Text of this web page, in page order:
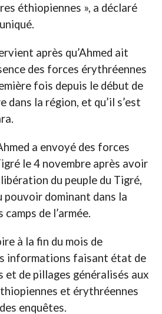
éthiopiennes », a déclaré
après qu’Ahmed ait
des forces érythréennes
fois depuis le début de
dans la région, et qu’il s’est
a envoyé des forces
le 4 novembre après avoir
du peuple du Tigré,
dominant dans la
de l’armée.
à la fin du mois de
informations faisant état de
et de pillages généralisés aux
et érythréennes
enquêtes.